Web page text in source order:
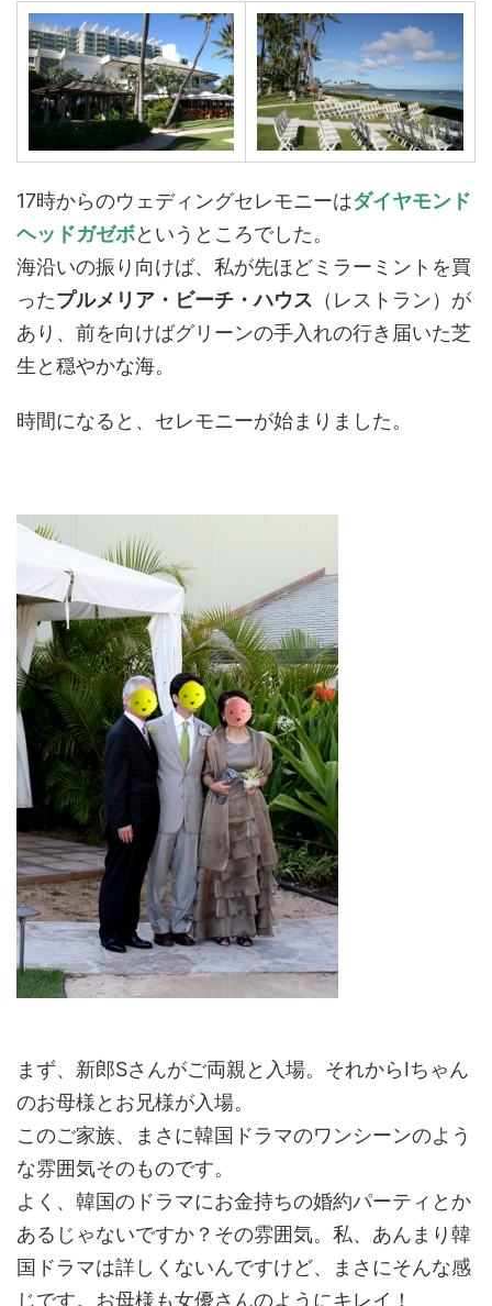
17時からのウェディングセレモニーはダイヤモンド
ヘッドガゼボというところでした。
海沿いの振り向けば、私が先ほどミラーミントを買
ったプルメリア・ビーチ・ハウス （レストラン）が
あり、前を向けばグリーンの手入れの行き届いた芝
生と穏やかな海。
時間になると、セレモニーが始まりました。
まず、新郎Sさんがご両親と入場。それからIちゃん
のお母様とお兄様が入場。
このご家族、まさに韓国ドラマのワンシーンのよう
な雰囲気そのものです。
よく、韓国のドラマにお金持ちの婚約パーティとか
あるじゃないですか？その雰囲気。私、あんまり韓
国ドラマは詳しくないんですけど、まさにそんな感
じです。お母様も女優さんのようにキレイ！